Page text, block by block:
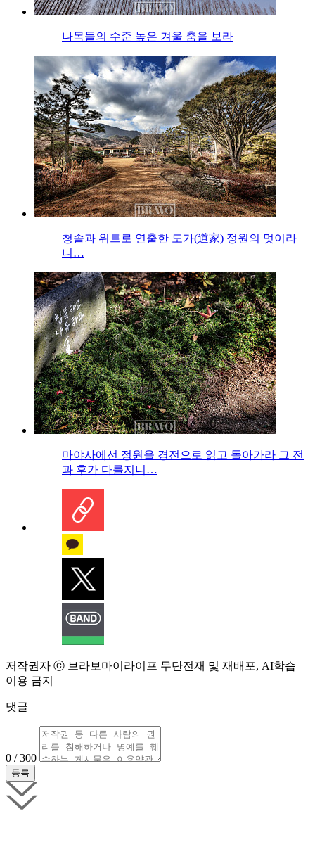
나목들의 수준 높은 겨울 춤을 보라
청솔과 위트로 연출한 도가(道家) 정원의 멋이라
니…
마야사에선 정원을 경전으로 읽고 돌아가라 그 전
과 후가 다를지니…
저작권자 ⓒ 브라보마이라이프 무단전재 및 재배포, AI학습
이용 금지
댓글
0 / 300